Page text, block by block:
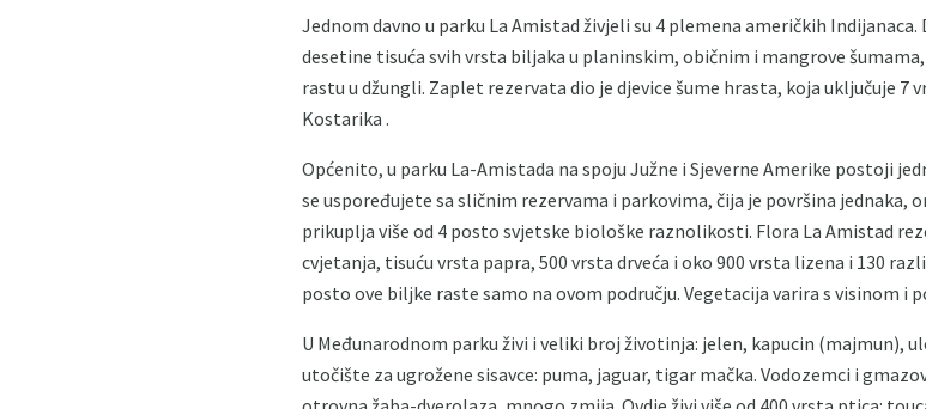
Jednom davno u parku La Amistad živjeli su 4 plemena američkih
desetine tisuća svih vrsta biljaka u planinskim, običnim i mangrove
rastu u džungli. Zaplet rezervata dio je djevice šume hrasta, koja uključuje 7
Kostarika .
Općenito, u parku La-Amistada na spoju Južne i Sjeverne Amerike postoji
se uspoređujete sa sličnim rezervama i parkovima, čija je površina jednaka,
prikuplja više od 4 posto svjetske biološke raznolikosti. Flora La Amistad
cvjetanja, tisuću vrsta papra, 500 vrsta drveća i oko 900 vrsta lizena i 130
posto ove biljke raste samo na ovom području. Vegetacija varira s visinom i
U Međunarodnom parku živi i veliki broj životinja: jelen, kapucin (majmun),
utočište za ugrožene sisavce: puma, jaguar, tigar mačka. Vodozemci i